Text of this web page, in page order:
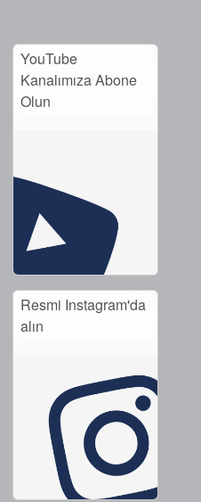
YouTube
Kanalımıza Abone
Olun
Resmi Instagram'da
alın